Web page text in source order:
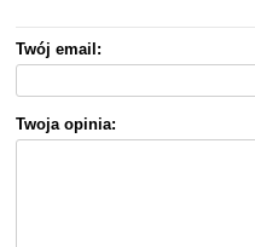
Twój email:
Twoja opinia: